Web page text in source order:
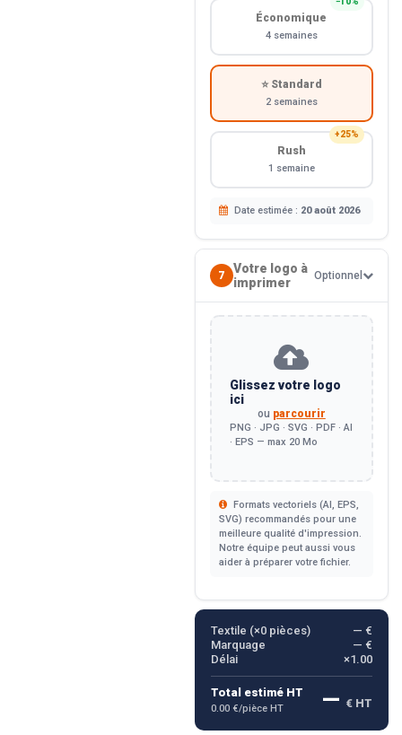
Économique
4 semaines
⭐ Standard
2 semaines
+25%
Rush
1 semaine
Date estimée : 20 août 2026
7
Votre logo à
imprimer
Optionnel
Glissez votre logo
ici
ou parcourir
PNG · JPG · SVG · PDF · AI
· EPS — max 20 Mo
Formats vectoriels (AI, EPS,
SVG) recommandés pour une
meilleure qualité d'impression.
Notre équipe peut aussi vous
aider à préparer votre fichier.
Textile (×0pièces)
— €
Marquage
— €
Délai
×1.00
Total estimé HT
0.00 €/pièce HT — € HT